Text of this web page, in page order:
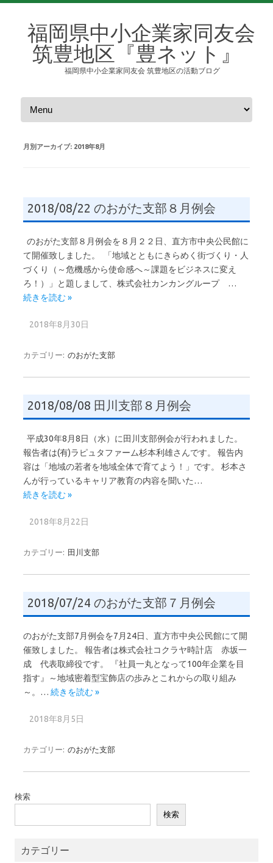
福岡県中小企業家同友会
筑豊地区『豊ネット』
福岡県中小企業家同友会 筑豊地区の活動ブログ
コンテンツへスキップ
月別アーカイブ: 2018年8月
2018/08/22 のおがた支部８月例会
のおがた支部８月例会を８月２２日、直方市中央公民館に
て開催致しました。 「地域とともにきらめく街づくり・人
づくり（～危機感から使命感へ～課題をビジネスに変え
ろ！）」と題しまして、株式会社カンカングループ …
続きを読む »
2018年8月30日
カテゴリー: のおがた支部
2018/08/08 田川支部８月例会
平成30年8月8日（水）に田川支部例会が行われました。
報告者は(有)ラピュタファーム杉本利雄さんです。 報告内
容は「地域の若者を地域全体で育てよう！」です。 杉本さ
んが行っているキャリア教育の内容を聞いた…
続きを読む »
2018年8月22日
カテゴリー: 田川支部
2018/07/24 のおがた支部７月例会
のおがた支部7月例会を7月24日、直方市中央公民館にて開
催致しました。 報告者は株式会社コクラヤ時計店 赤坂一
成 代表取締役です。 『社員一丸となって100年企業を目
指す』～地域密着型宝飾店の歩みとこれからの取り組み
～。… 続きを読む »
2018年8月5日
カテゴリー: のおがた支部
検索
検索
カテゴリー